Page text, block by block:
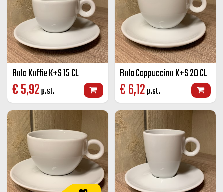
Bola Koffie K+S 15 CL
€5,92p.st.
Bola Cappuccino K+S 20 CL
€6,12p.st.